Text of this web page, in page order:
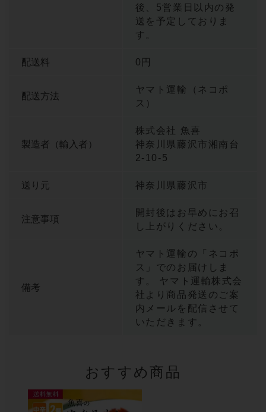
後、5営業日以内の発
送を予定しておりま
す。
配送料 0円
配送方法
ヤマト運輸（ネコポ
ス）
製造者（輸入者）
株式会社 魚喜
神奈川県藤沢市湘南台
2-10-5
送り元 神奈川県藤沢市
注意事項
開封後はお早めにお召
し上がりください。
備考
ヤマト運輸の「ネコポ
ス」でのお届けしま
す。 ヤマト運輸株式会
社より商品発送のご案
内メールを配信させて
いただきます。
おすすめ商品